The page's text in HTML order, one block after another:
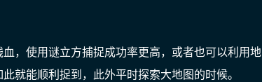
，使用谜立方捕捉成功率更高，或者也可以利用地
就能顺利捉到，此外平时探索大地图的时候。